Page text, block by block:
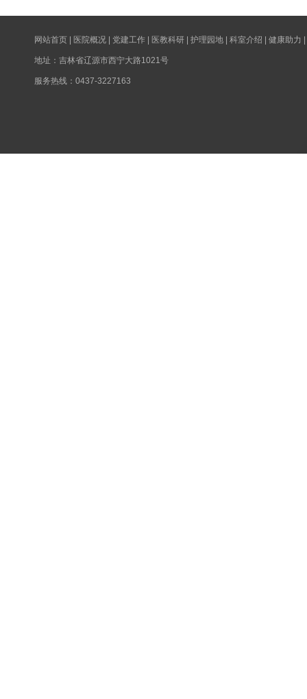
网站首页 | 医院概况 | 党建工作 | 医教科研 | 护理园地 | 科室介绍 | 健康助力 |
地址：吉林省辽源市西宁大路1021号
服务热线：0437-3227163